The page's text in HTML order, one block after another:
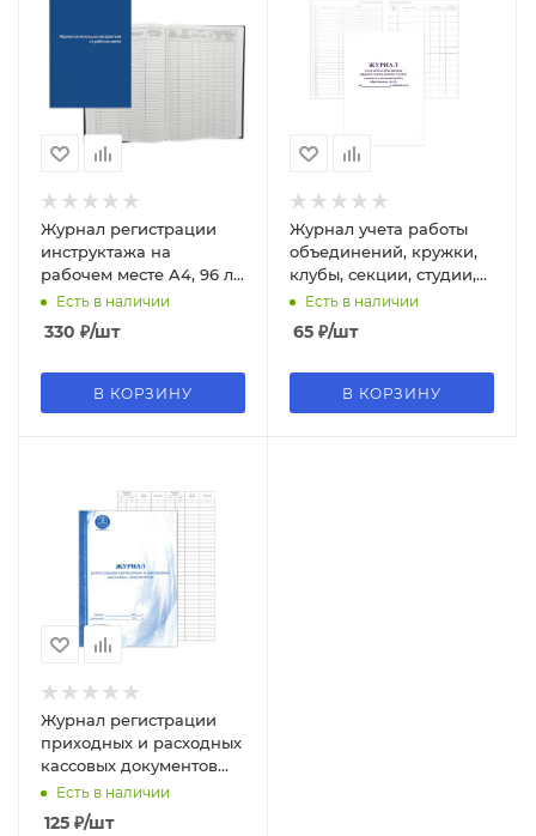
Журнал регистрации
инструктажа на
рабочем месте A4, 96 л,
офсет 55-60 г;м², 90%
белизна, 2056109
Есть в наличии
330 ₽/шт
В КОРЗИНУ
Журнал учета работы
объединений, кружки,
клубы, секции, студии,
008907
Есть в наличии
65 ₽/шт
В КОРЗИНУ
Журнал регистрации
приходных и расходных
кассовых документов
48л, 007269
Есть в наличии
125 ₽/шт